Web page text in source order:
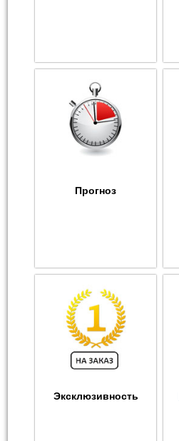
Прогноз
Эксклюзивность